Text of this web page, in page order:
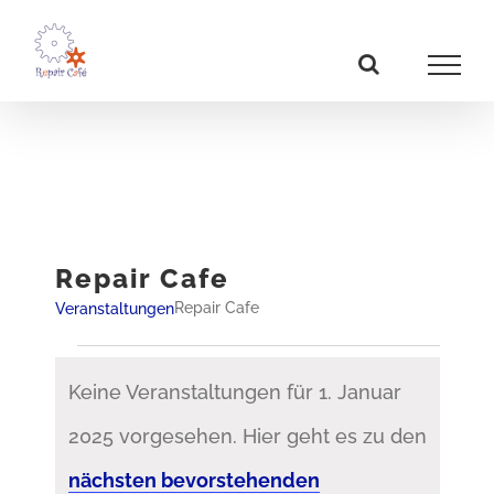
Inhalt
Repair Cafe
VeranstaltungenRepair Cafe
für
Hinweis
Keine Veranstaltungen für 1. Januar
2025 vorgesehen. Hier geht es zu den
nächsten bevorstehenden